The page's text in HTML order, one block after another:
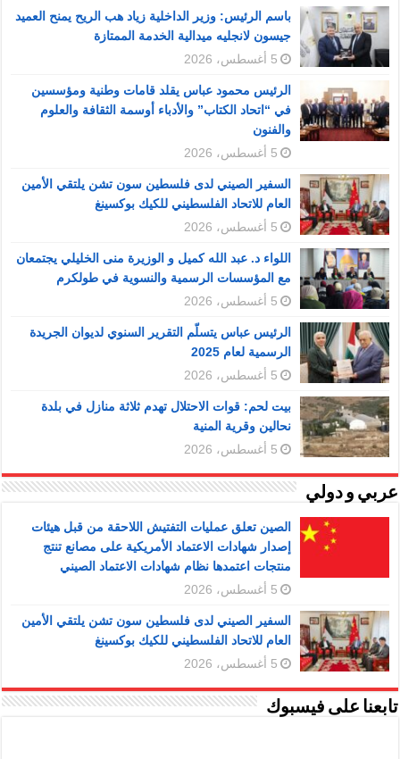
باسم الرئيس: وزير الداخلية زياد هب الريح يمنح العميد
جيسون لانجليه ميدالية الخدمة الممتازة
5 أغسطس، 2026
الرئيس محمود عباس يقلد قامات وطنية ومؤسسين
في “اتحاد الكتاب” والأدباء أوسمة الثقافة والعلوم
والفنون
5 أغسطس، 2026
السفير الصيني لدى فلسطين سون تشن يلتقي الأمين
العام للاتحاد الفلسطيني للكيك بوكسينغ
5 أغسطس، 2026
اللواء د. عبد الله كميل و الوزيرة منى الخليلي يجتمعان
مع المؤسسات الرسمية والنسوية في طولكرم
5 أغسطس، 2026
الرئيس عباس يتسلّم التقرير السنوي لديوان الجريدة
الرسمية لعام 2025
5 أغسطس، 2026
بيت لحم: قوات الاحتلال تهدم ثلاثة منازل في بلدة
نحالين وقرية المنية
5 أغسطس، 2026
عربي و دولي
الصين تعلق عمليات التفتيش اللاحقة من قبل هيئات
إصدار شهادات الاعتماد الأمريكية على مصانع تنتج
منتجات اعتمدها نظام شهادات الاعتماد الصيني
5 أغسطس، 2026
السفير الصيني لدى فلسطين سون تشن يلتقي الأمين
العام للاتحاد الفلسطيني للكيك بوكسينغ
5 أغسطس، 2026
تابعنا على فيسبوك